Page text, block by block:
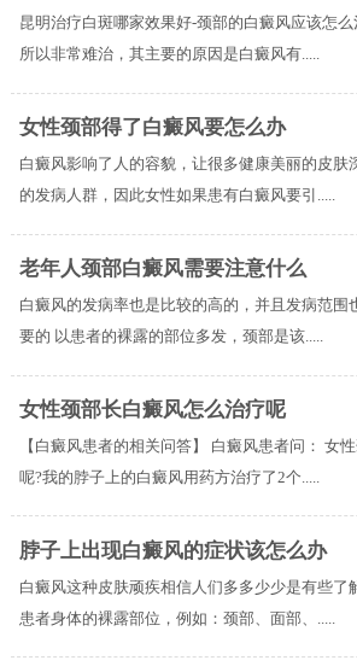
昆明治疗白斑哪家效果好-颈部的白癜风应该怎
所以非常难治，其主要的原因是白癜风有.....
女性颈部得了白癜风要怎么办
白癜风影响了人的容貌，让很多健康美丽的皮肤
的发病人群，因此女性如果患有白癜风要引.....
老年人颈部白癜风需要注意什么
白癜风的发病率也是比较的高的，并且发病范围
要的 以患者的裸露的部位多发，颈部是该.....
女性颈部长白癜风怎么治疗呢
【白癜风患者的相关问答】 白癜风患者问： 女
呢?我的脖子上的白癜风用药方治疗了2个.....
脖子上出现白癜风的症状该怎么办
白癜风这种皮肤顽疾相信人们多多少少是有些了
患者身体的裸露部位，例如：颈部、面部、.....